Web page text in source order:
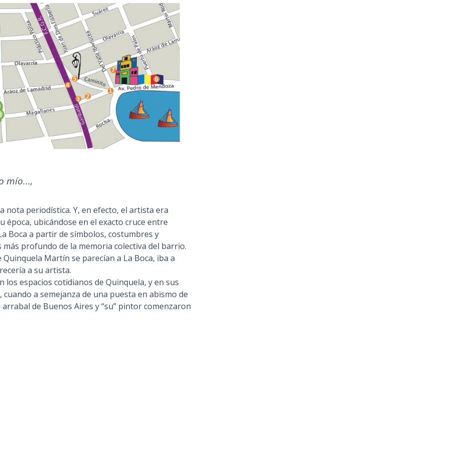
mío...,
nota periodística. Y, en efecto, el artista era
ubicándose en el exacto cruce entre
Boca a partir de símbolos, costumbres y
profundo de la memoria colectiva del barrio.
Martín se parecían a La Boca, iba a
a su artista.
espacios cotidianos de Quinquela, y en sus
cuando a semejanza de una puesta en abismo de
de Buenos Aires y “su” pintor comenzaron